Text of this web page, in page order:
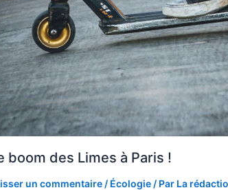
boom des Limes à Paris !
un commentaire / Écologie/ Par La